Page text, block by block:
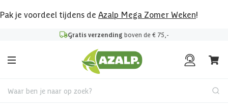
Pak je voordeel tijdens de Azalp Mega Zomer Weken!
Gratis verzending boven de € 75,-
Waar ben je naar op zoek?